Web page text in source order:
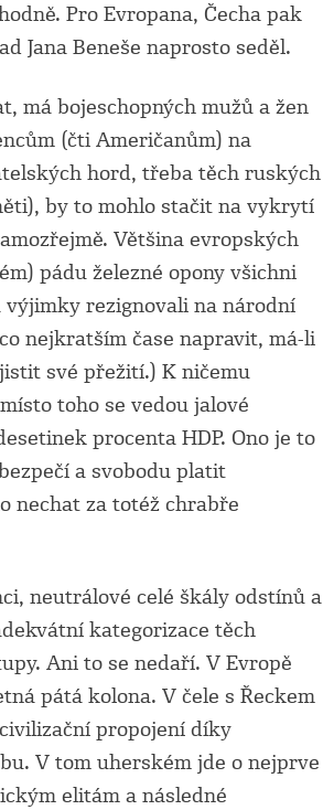
Pro Evropana, Čecha pak
Jana Beneše naprosto seděl.
má bojeschopných mužů a žen
(čti Američanům) na
hord, třeba těch ruských
by to mohlo stačit na vykrytí
Většina evropských
pádu železné opony všichni
rezignovali na národní
nejkratším čase napravit, má-li
své přežití.) K ničemu
toho se vedou jalové
procenta HDP. Ono je to
a svobodu platit
nechat za totéž chrabře
neutrálové celé škály odstínů a
kategorizace těch
Ani to se nedaří. V Evropě
pátá kolona. V čele s Řeckem
propojení díky
V tom uherském jde o nejprve
elitám a následné